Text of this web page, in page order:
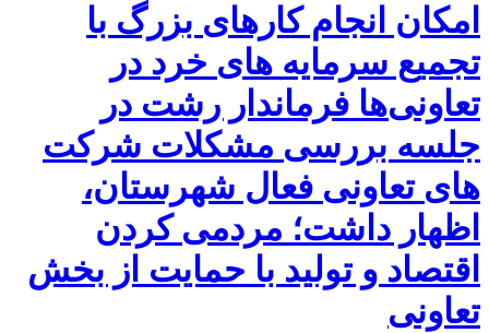
امکان انجام کارهای بزرگ با
تجمیع سرمایه های خرد در
تعاونی‌ها فرماندار رشت در
جلسه بررسی مشکلات شرکت
های تعاونی فعال شهرستان،
اظهار داشت؛ مردمی کردن
اقتصاد و تولید با حمایت از بخش
تعاونی